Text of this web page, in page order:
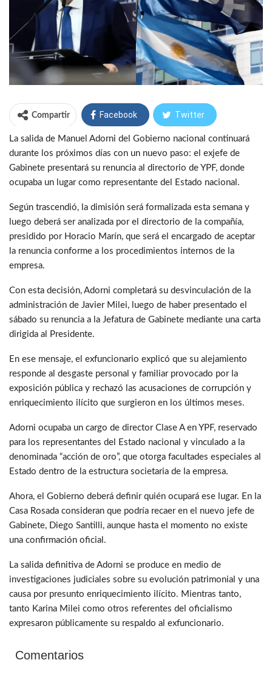
Compartir Facebook Twitter
WhatsApp Telegram
La salida de Manuel Adorni del Gobierno nacional continuará
durante los próximos días con un nuevo paso: el exjefe de
Gabinete presentará su renuncia al directorio de YPF, donde
ocupaba un lugar como representante del Estado nacional.
Según trascendió, la dimisión será formalizada esta semana y
luego deberá ser analizada por el directorio de la compañía,
presidido por Horacio Marín, que será el encargado de aceptar
la renuncia conforme a los procedimientos internos de la
empresa.
Con esta decisión, Adorni completará su desvinculación de la
administración de Javier Milei, luego de haber presentado el
sábado su renuncia a la Jefatura de Gabinete mediante una carta
dirigida al Presidente.
En ese mensaje, el exfuncionario explicó que su alejamiento
responde al desgaste personal y familiar provocado por la
exposición pública y rechazó las acusaciones de corrupción y
enriquecimiento ilícito que surgieron en los últimos meses.
Adorni ocupaba un cargo de director Clase A en YPF, reservado
para los representantes del Estado nacional y vinculado a la
denominada “acción de oro”, que otorga facultades especiales al
Estado dentro de la estructura societaria de la empresa.
Ahora, el Gobierno deberá definir quién ocupará ese lugar. En la
Casa Rosada consideran que podría recaer en el nuevo jefe de
Gabinete, Diego Santilli, aunque hasta el momento no existe
una confirmación oficial.
La salida definitiva de Adorni se produce en medio de
investigaciones judiciales sobre su evolución patrimonial y una
causa por presunto enriquecimiento ilícito. Mientras tanto,
tanto Karina Milei como otros referentes del oficialismo
expresaron públicamente su respaldo al exfuncionario.
Comentarios